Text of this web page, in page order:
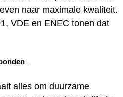
naar maximale kwaliteit.
VDE en ENEC tonen dat
alles om duurzame